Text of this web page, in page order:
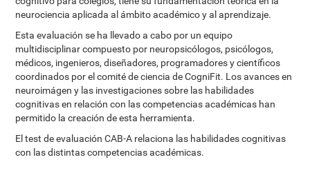
neurociencia aplicada al ámbito académico y al aprendizaje.
Esta evaluación se ha llevado a cabo por un equipo
multidisciplinar compuesto por neuropsicólogos, psicólogos,
médicos, ingenieros, diseñadores, programadores y científicos
coordinados por el comité de ciencia de CogniFit. Los avances en
neuroimágen y las investigaciones sobre las habilidades
cognitivas en relación con las competencias académicas han
permitido la creación de esta herramienta.
El test de evaluación CAB-A relaciona las habilidades cognitivas
con las distintas competencias académicas.